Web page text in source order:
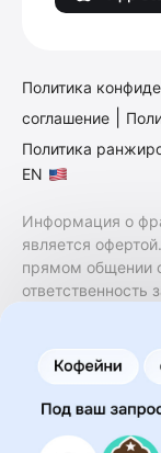
Политика
соглашение
Политика
EN
Информация о
является
прямом общении
ответственность
финансовые
коммерческой
не является